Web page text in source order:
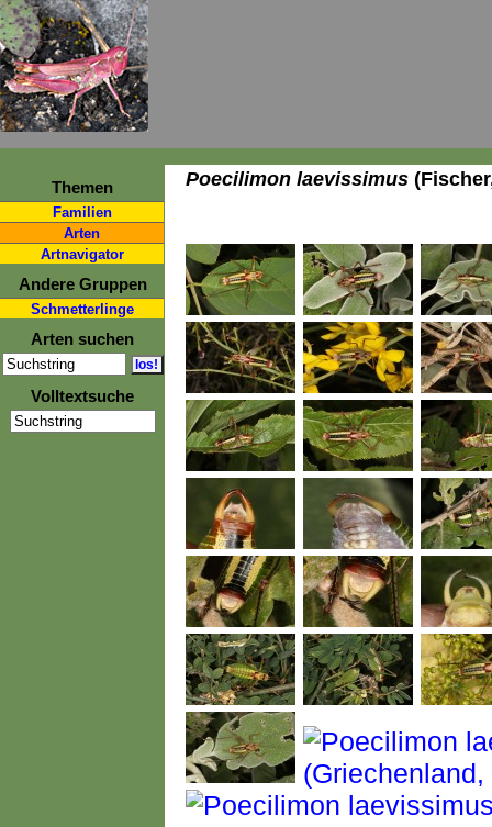
Themen
Familien
Arten
Artnavigator
Andere Gruppen
Schmetterlinge
Arten suchen
Volltextsuche
Poecilimon laevissimus